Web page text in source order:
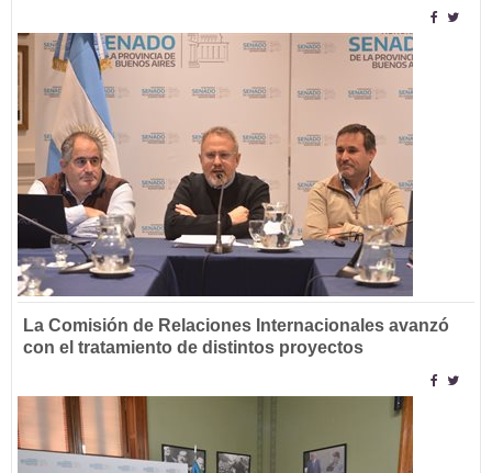
La Comisión de Relaciones Internacionales avanzó
con el tratamiento de distintos proyectos